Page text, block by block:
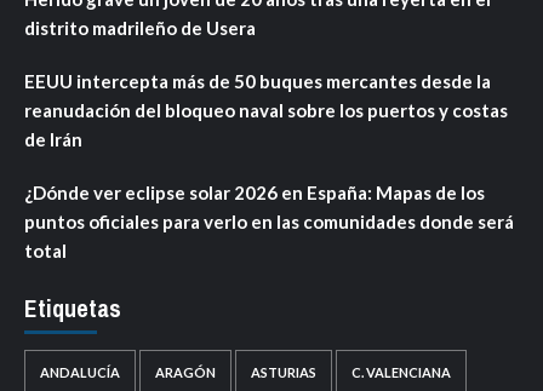
distrito madrileño de Usera
EEUU intercepta más de 50 buques mercantes desde la
reanudación del bloqueo naval sobre los puertos y costas
de Irán
¿Dónde ver eclipse solar 2026 en España: Mapas de los
puntos oficiales para verlo en las comunidades donde será
total
Etiquetas
ANDALUCÍA ARAGÓN ASTURIAS C. VALENCIANA